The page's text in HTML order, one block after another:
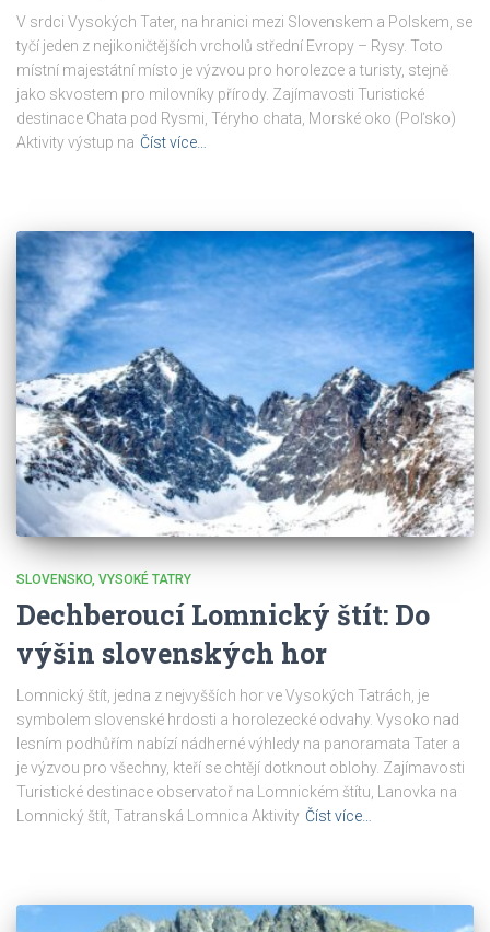
V srdci Vysokých Tater, na hranici mezi Slovenskem a Polskem, se
tyčí jeden z nejikoničtějších vrcholů střední Evropy – Rysy. Toto
místní majestátní místo je výzvou pro horolezce a turisty, stejně
jako skvostem pro milovníky přírody. Zajímavosti Turistické
destinace Chata pod Rysmi, Téryho chata, Morské oko (Poľsko)
Aktivity výstup na Číst více…
SLOVENSKO VYSOKÉ TATRY
Dechberoucí Lomnický štít: Do
výšin slovenských hor
Lomnický štít, jedna z nejvyšších hor ve Vysokých Tatrách, je
symbolem slovenské hrdosti a horolezecké odvahy. Vysoko nad
lesním podhůřím nabízí nádherné výhledy na panoramata Tater a
je výzvou pro všechny, kteří se chtějí dotknout oblohy. Zajímavosti
Turistické destinace observatoř na Lomnickém štítu, Lanovka na
Lomnický štít, Tatranská Lomnica Aktivity Číst více…